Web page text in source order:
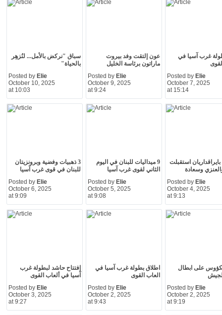
سباق "نركض بالأمل... لنُزهِر
بالحياة"
Posted by Elie
October 10, 2025
at 10:03
عون إلتقت وفد بيروت
ماراتون برئاسة الخليل
Posted by Elie
October 9, 2025
at 9:24
غرب آسيا في
Posted by Elie
October 7, 2025
at 15:14
3 ذهبيات وفضية وبرونزيتان
للبنان في قوى غرب آسيا
Posted by Elie
October 6, 2025
at 9:09
9 ميداليات للبنان في اليوم
الثاني لقوى غرب آسيا
Posted by Elie
October 5, 2025
at 9:08
بايراقداريان استقبلت
وسعادة
Posted by Elie
October 4, 2025
at 9:13
إفتتاح حاشد لبطولة غرب
آسيا في ألعاب القوى
Posted by Elie
October 3, 2025
at 9:27
اطلاق بطولة غرب آسيا في
العاب القوى
Posted by Elie
October 2, 2025
at 9:43
على ابطال
Posted by Elie
October 2, 2025
at 9:19